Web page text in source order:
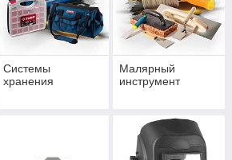
Системы
хранения
Малярный
инструмент